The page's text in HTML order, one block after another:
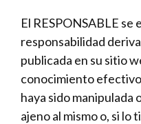
El RESPONSABLE
responsabilidad
publicada en su sitio
conocimiento
haya sido
ajeno al mismo o, si lo